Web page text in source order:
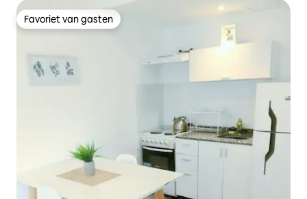
Favoriet van gasten
Favoriet van gasten